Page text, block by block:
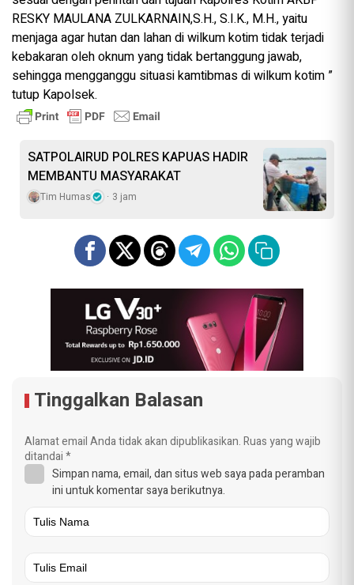
RESKY MAULANA ZULKARNAIN,S.H., S.I.K., M.H., yaitu
menjaga agar hutan dan lahan di wilkum kotim tidak terjadi
kebakaran oleh oknum yang tidak bertanggung jawab,
sehingga mengganggu situasi kamtibmas di wilkum kotim ”
tutup Kapolsek.
SATPOLAIRUD POLRES KAPUAS HADIR
MEMBANTU MASYARAKAT
Tim Humas 3 jam
Tinggalkan Balasan
Alamat email Anda tidak akan dipublikasikan.Ruas yang wajib
ditandai*
Simpan nama, email, dan situs web saya pada peramban
ini untuk komentar saya berikutnya.